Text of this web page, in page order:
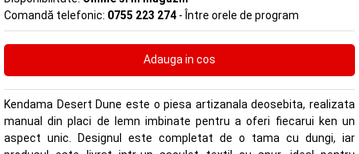
Comandă telefonic: 0755 223 274 - Între orele de program
Kendama Desert Dune este o piesa artizanala deosebita, realizata
manual din placi de lemn imbinate pentru a oferi fiecarui ken un
aspect unic. Designul este completat de o tama cu dungi, iar